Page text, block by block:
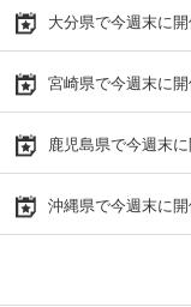
大分県で今週末に
宮崎県で今週末に
鹿児島県で今週末
沖縄県で今週末に